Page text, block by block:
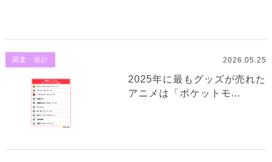
調査・統計 2026.05.25
2025年に最もグッズが売れた
アニメは「ポケットモ...